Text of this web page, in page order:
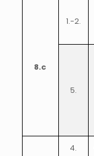
8.c
1.-2.
5.
4.